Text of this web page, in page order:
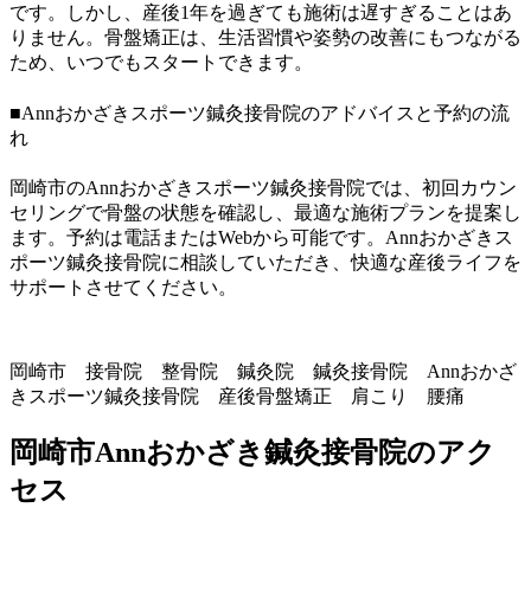
です。しかし、産後1年を過ぎても施術は遅すぎることはあ
りません。骨盤矯正は、生活習慣や姿勢の改善にもつながる
ため、いつでもスタートできます。
■Annおかざきスポーツ鍼灸接骨院のアドバイスと予約の流
れ
岡崎市のAnnおかざきスポーツ鍼灸接骨院では、初回カウン
セリングで骨盤の状態を確認し、最適な施術プランを提案し
ます。予約は電話またはWebから可能です。Annおかざきス
ポーツ鍼灸接骨院に相談していただき、快適な産後ライフを
サポートさせてください。
岡崎市 接骨院 整骨院 鍼灸院 鍼灸接骨院 Annおかざ
きスポーツ鍼灸接骨院 産後骨盤矯正 肩こり 腰痛
岡崎市Annおかざき鍼灸接骨院のアク
セス